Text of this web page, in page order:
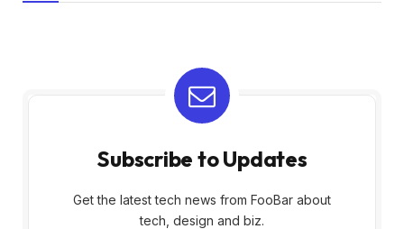
Subscribe to Updates
Get the latest tech news from FooBar about
tech, design and biz.